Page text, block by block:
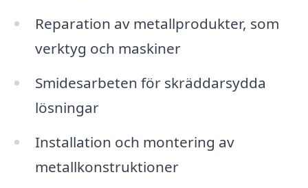
Reparation av metallprodukter, som
verktyg och maskiner
Smidesarbeten för skräddarsydda
lösningar
Installation och montering av
metallkonstruktioner